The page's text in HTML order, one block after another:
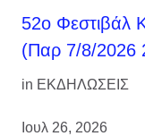
52ο Φεστιβάλ
(Παρ 7/8/2026
in ΕΚΔΗΛΩΣΕΙΣ
Ιουλ 26, 2026